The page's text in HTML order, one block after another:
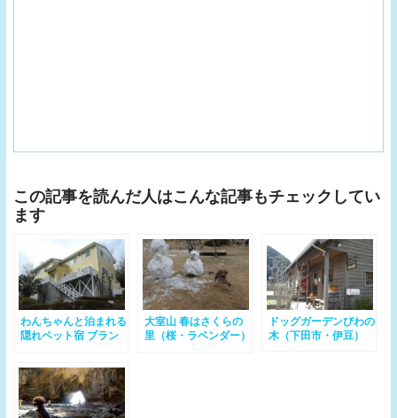
この記事を読んだ人はこんな記事もチェックしてい
ます
わんちゃんと泊まれる
隠れペット宿 ブラン
大室山 春はさくらの
里（桜・ラベンダー）
ドッグガーデンびわの
木（下田市・伊豆）